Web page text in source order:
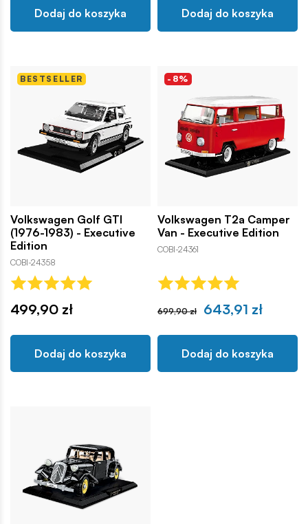
Dodaj do koszyka Dodaj do koszyka
BESTSELLER
Volkswagen Golf GTI
(1976-1983) - Executive
Edition
COBI-24358
499,90 zł
Dodaj do koszyka
-8%
Volkswagen T2a Camper
Van - Executive Edition
COBI-24361
699,90 zł 643,91 zł
Dodaj do koszyka